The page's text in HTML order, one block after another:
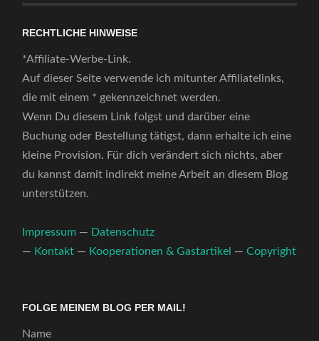
RECHTLICHE HINWEISE
*Affiliate-Werbe-Link.
Auf dieser Seite verwende ich mitunter Affiliatelinks,
die mit einem * gekennzeichnet werden.
Wenn Du diesem Link folgst und darüber eine
Buchung oder Bestellung tätigst, dann erhalte ich eine
kleine Provision. Für dich verändert sich nichts, aber
du kannst damit indirekt meine Arbeit an diesem Blog
unterstützen.
Impressum — Datenschutz
— Kontakt — Kooperationen & Gastartikel —Copyright
FOLGE MEINEM BLOG PER MAIL!
Name